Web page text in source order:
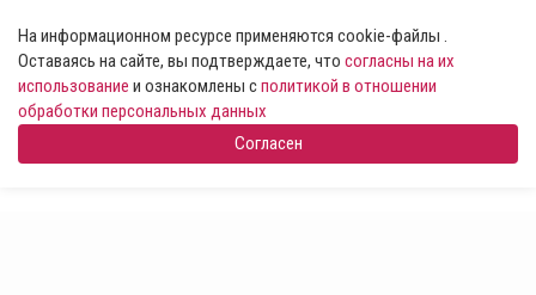
На информационном ресурсе применяются cookie-файлы .
Оставаясь на сайте, вы подтверждаете, что согласны на их
использование и ознакомлены сполитикой в отношении
обработки персональных данных
Согласен